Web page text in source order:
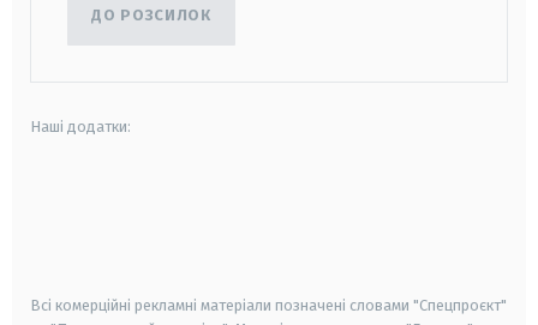
ДО РОЗСИЛОК
Наші додатки:
Всі комерційні рекламні матеріали позначені словами "Спецпроєкт"